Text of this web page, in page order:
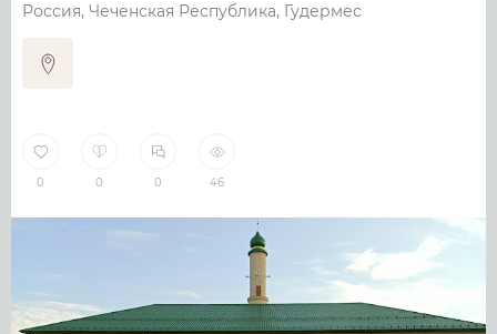
Россия, Чеченская Республика, Гудермес
0 0 0 46